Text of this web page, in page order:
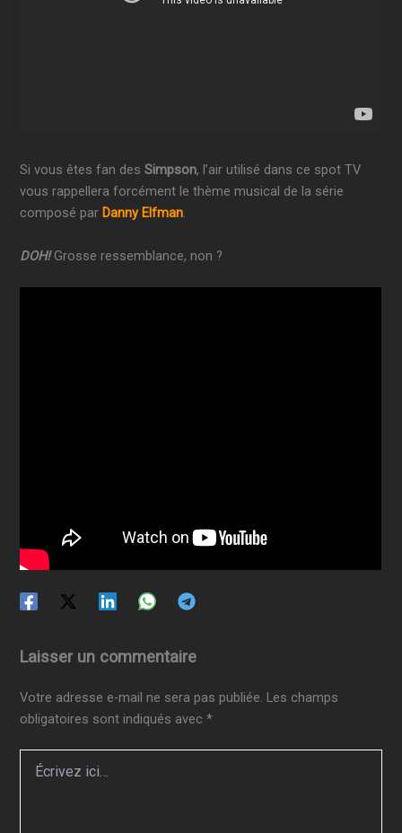
Si vous êtes fan desSimpson, l’air utilisé dans ce spot TV
vous rappellera forcément le thème musical de la série
composé par Danny Elfman.
DOH!Grosse ressemblance, non ?
Laisser un commentaire
Votre adresse e-mail ne sera pas publiée. Les champs
obligatoires sont indiqués avec*
ici…